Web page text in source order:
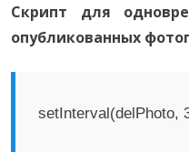
Скрипт для
опубликованных
setInterval(delPhotо,